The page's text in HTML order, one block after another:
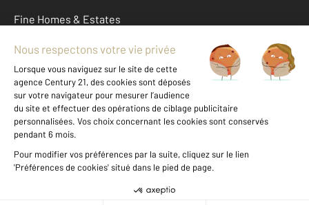
Fine Homes & Estates
À propos
International
Nous contacter
Données personnelles